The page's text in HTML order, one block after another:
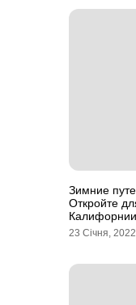
Зимние
Откройте
Калифорнии
23 Січня, 2022